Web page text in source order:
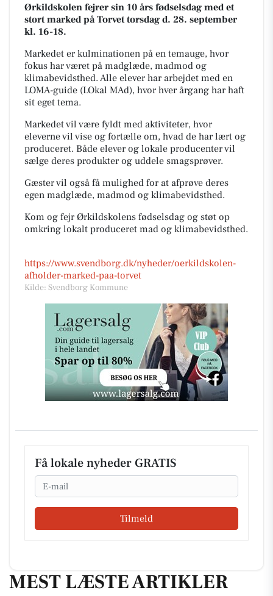
Ørkildskolen fejrer sin 10 års fødselsdag med et
stort marked på Torvet torsdag d. 28. september
kl. 16-18.
Markedet er kulminationen på en temauge, hvor
fokus har været på madglæde, madmod og
klimabevidsthed. Alle elever har arbejdet med en
LOMA-guide (LOkal MAd), hvor hver årgang har haft
sit eget tema.
Markedet vil være fyldt med aktiviteter, hvor
eleverne vil vise og fortælle om, hvad de har lært og
produceret. Både elever og lokale producenter vil
sælge deres produkter og uddele smagsprøver.
Gæster vil også få mulighed for at afprøve deres
egen madglæde, madmod og klimabevidsthed.
Kom og fejr Ørkildskolens fødselsdag og støt op
omkring lokalt produceret mad og klimabevidsthed.
https://www.svendborg.dk/nyheder/oerkildskolen-
afholder-marked-paa-torvet
Kilde: Svendborg Kommune
Få lokale nyheder GRATIS
Email
Tilmeld
MEST LÆSTE ARTIKLER